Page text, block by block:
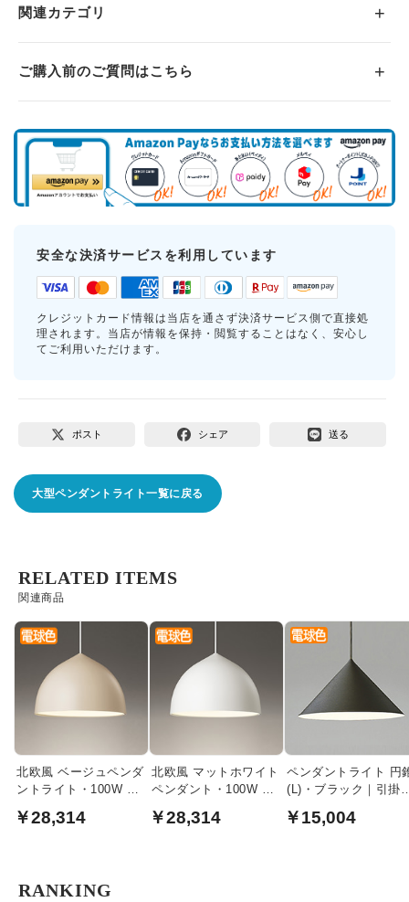
関連カテゴリ
ご購入前のご質問はこちら
安全な決済サービスを利用しています
クレジットカード情報は当店を通さず決済サービス側で直接処
理されます。当店が情報を保持・閲覧することはなく、安心し
てご利用いただけます。
ポスト シェア 送る
大型ペンダントライト一覧に戻る
関連商品
RELATED ITEMS
北欧風 ベージュペンダ
ントライト・100W 引
￥28,314
北欧風 マットホワイト
ペンダント・100W 引
￥28,314
ペンダントライト 円
(L)・ブラック｜引掛
￥15,004
RANKING